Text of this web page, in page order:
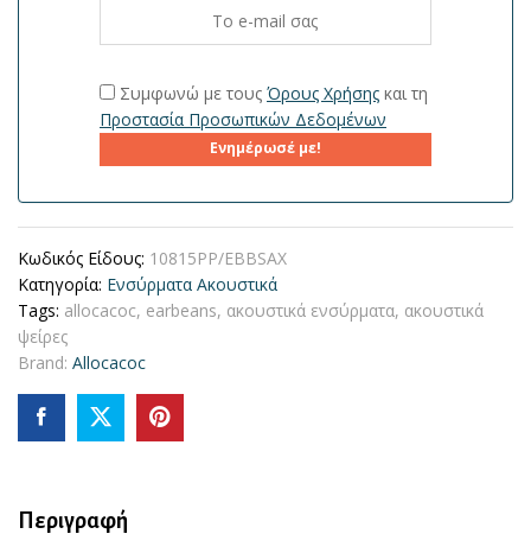
Συμφωνώ με τουςΌρους Χρήσης και τη
Προστασία Προσωπικών Δεδομένων
Ενημέρωσέ με!
Κωδικός Είδους: 10815PP/EBBSAX
Κατηγορία: Ενσύρματα Ακουστικά
Tags: allocacoc, earbeans, ακουστικά ενσύρματα, ακουστικά
ψείρες
Brand: Allocacoc
Περιγραφή